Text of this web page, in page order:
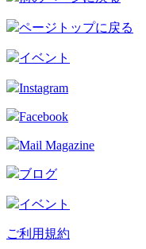
ページトップに戻る
イベント
Instagram
Facebook
Mail Magazine
ブログ
イベント
ご利用規約